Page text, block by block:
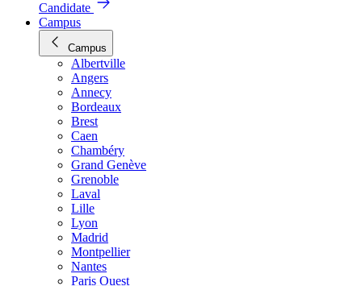
Candidate
Campus
Campus
Albertville
Angers
Annecy
Bordeaux
Brest
Caen
Chambéry
Grand Genève
Grenoble
Laval
Lille
Lyon
Madrid
Montpellier
Nantes
Paris Ouest